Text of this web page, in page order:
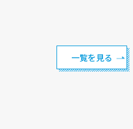
一覧を見る